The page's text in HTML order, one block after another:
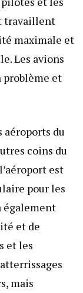
travaillent
maximale et
Les avions
problème et
aéroports du
coins du
est
pour les
également
et de
et les
mais